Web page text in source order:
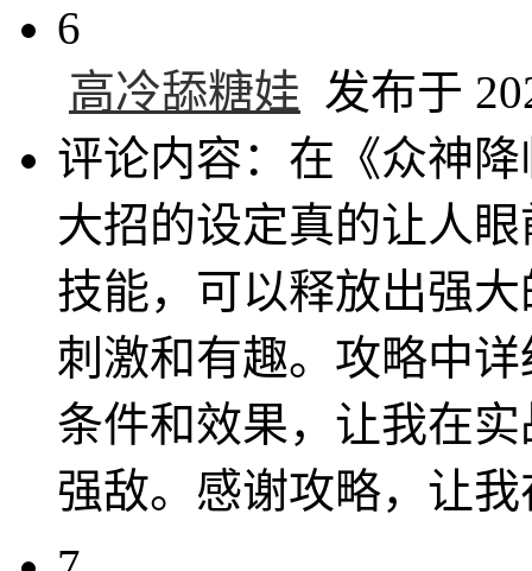
6
高冷舔糖娃 发布于
评论内容：在《众神
大招的设定真的让人
技能，可以释放出强
刺激和有趣。攻略中
条件和效果，让我在
强敌。感谢攻略，让